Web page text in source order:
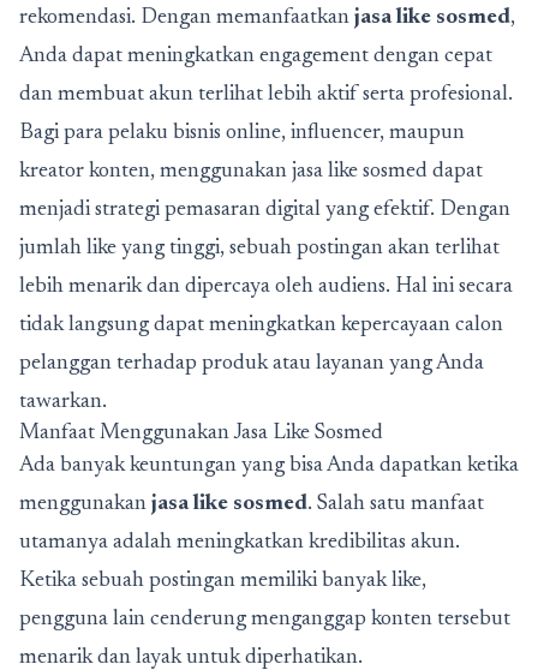
rekomendasi. Dengan memanfaatkan jasa like sosmed,
Anda dapat meningkatkan engagement dengan cepat
dan membuat akun terlihat lebih aktif serta profesional.
Bagi para pelaku bisnis online, influencer, maupun
kreator konten, menggunakan jasa like sosmed dapat
menjadi strategi pemasaran digital yang efektif. Dengan
jumlah like yang tinggi, sebuah postingan akan terlihat
lebih menarik dan dipercaya oleh audiens. Hal ini secara
tidak langsung dapat meningkatkan kepercayaan calon
pelanggan terhadap produk atau layanan yang Anda
tawarkan.
Manfaat Menggunakan Jasa Like Sosmed
Ada banyak keuntungan yang bisa Anda dapatkan ketika
menggunakan jasa like sosmed. Salah satu manfaat
utamanya adalah meningkatkan kredibilitas akun.
Ketika sebuah postingan memiliki banyak like,
pengguna lain cenderung menganggap konten tersebut
menarik dan layak untuk diperhatikan.